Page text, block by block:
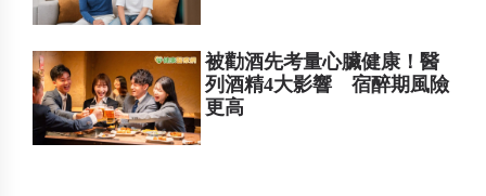
被勸酒先考量心臟健康！醫
列酒精4大影響 宿醉期風險
更高